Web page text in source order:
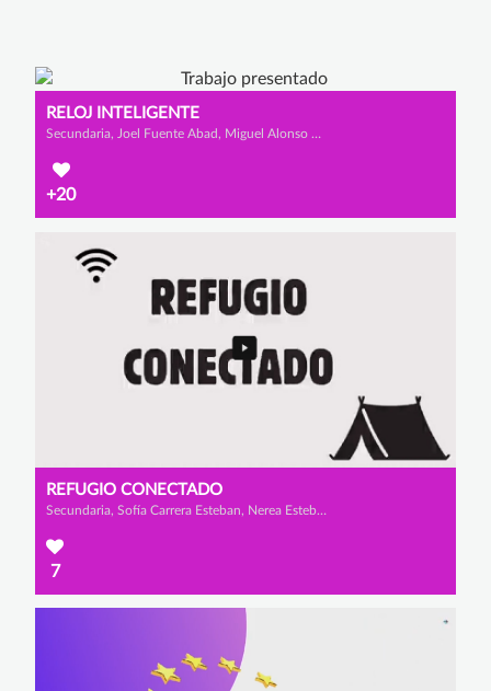
RELOJ INTELIGENTE
Secundaria, Joel Fuente Abad, Miguel Alonso García y Juan Fernández Rodríguez
+20
REFUGIO CONECTADO
Secundaria, Sofía Carrera Esteban, Nerea Esteban Martínez y Valeria Grande Sánchez
7